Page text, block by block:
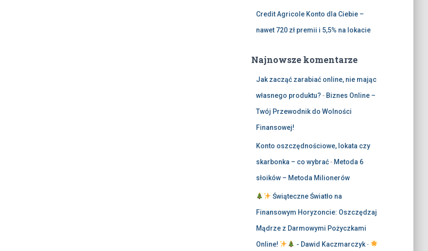
Credit Agricole Konto dla Ciebie –
nawet 720 zł premii i 5,5% na lokacie
Najnowsze komentarze
Jak zacząć zarabiać online, nie mając
własnego produktu? - Biznes Online –
Twój Przewodnik do Wolności
Finansowej!
Konto oszczędnościowe, lokata czy
skarbonka – co wybrać- Metoda 6
słoików – Metoda Milionerów
Świąteczne Światło na
Finansowym Horyzoncie: Oszczędzaj
Mądrze z Darmowymi Pożyczkami
Online! - Dawid Kaczmarczyk-